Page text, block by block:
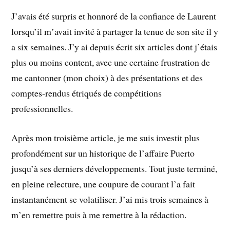
J’avais été surpris et honnoré de la confiance de Laurent
lorsqu’il m’avait invité à partager la tenue de son site il y
a six semaines. J’y ai depuis écrit six articles dont j’étais
plus ou moins content, avec une certaine frustration de
me cantonner (mon choix) à des présentations et des
comptes-rendus étriqués de compétitions
professionnelles.
Après mon troisième article, je me suis investit plus
profondément sur un historique de l’affaire Puerto
jusqu’à ses derniers développements. Tout juste terminé,
en pleine relecture, une coupure de courant l’a fait
instantanément se volatiliser. J’ai mis trois semaines à
m’en remettre puis à me remettre à la rédaction.